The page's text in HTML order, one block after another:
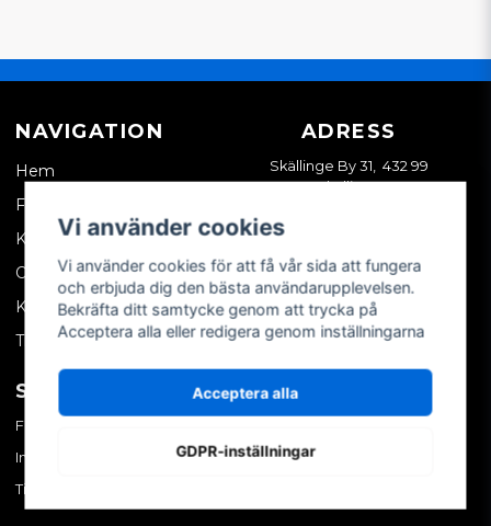
NAVIGATION
Hem
Företagskund
Kontakta oss
Om oss
Köpvillkor
Tips & trix
ADRESS
Skällinge By 31, 432 99
Skällinge
SOCIALA MEDIER
Facebook
Instagram
TikTok
MITT KONTO
Skapa konto
Vi använder cookies
Vi använder cookies för att få vår sida att fungera
och erbjuda dig den bästa användarupplevelsen.
Bekräfta ditt samtycke genom att trycka på
Acceptera alla eller redigera genom inställningarna
Acceptera alla
GDPR-inställningar